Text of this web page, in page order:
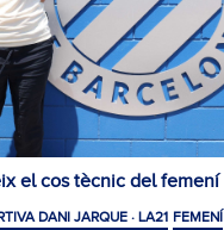
el cos tècnic del femení
DANI JARQUE · LA21 FEMENÍ